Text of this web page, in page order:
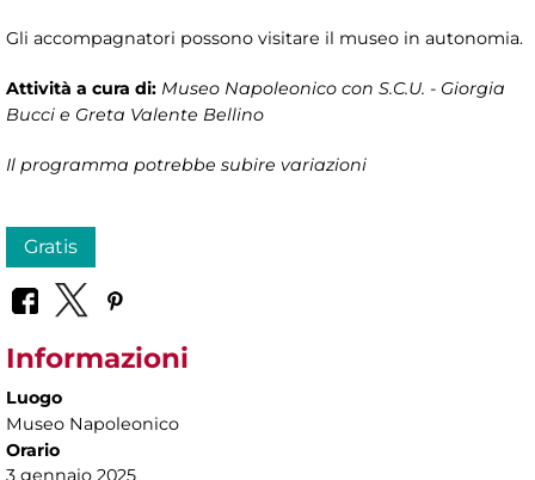
Gli accompagnatori possono visitare il museo in autonomia.
Attività a cura di: Museo Napoleonico con S.C.U. - Giorgia
Bucci e Greta Valente Bellino
Il programma potrebbe subire variazioni
Gratis
Informazioni
Luogo
Museo Napoleonico
Orario
3 gennaio 2025